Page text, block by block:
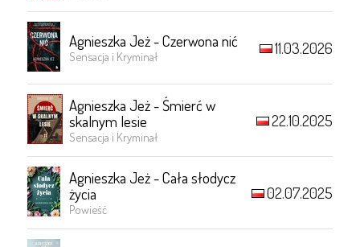
Agnieszka Jeż - Czerwona nić
Sensacja i Kryminał 11.03.2026
Agnieszka Jeż - Śmierć w
skalnym lesie
Sensacja i Kryminał
22.10.2025
Agnieszka Jeż - Cała słodycz
życia
Powieść
02.07.2025